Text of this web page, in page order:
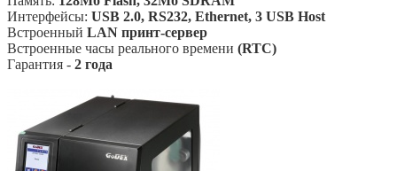
Интерфейсы: USB 2.0, RS232, Ethernet, 3 USB Host
Встроенный LAN принт-сервер
Встроенные часы реального времени (RTC)
Гарантия - 2 года